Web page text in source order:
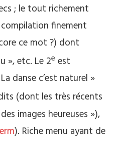
; le tout richement
finement
ce mot ?) dont
», etc. Le 2e est
danse c’est naturel »
(dont les très récents
images heureuses »),
). Riche menu ayant de